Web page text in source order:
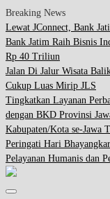
Breaking News
Lewat JConnect, Bank
Bank Jatim Raih Bisnis
Rp 40 Triliun
Jalan Di Jalur Wisata
Cukup Luas Mirip JLS
Tingkatkan Layanan
dengan BKD Provinsi
Kabupaten/Kota se-Jawa
Peringati Hari
Pelayanan Humanis dan